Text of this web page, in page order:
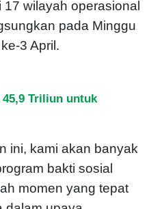
wilayah operasional
pada Minggu
3 April.
45,9 Triliun untuk
ini, kami akan banyak
bakti sosial
momen yang tepat